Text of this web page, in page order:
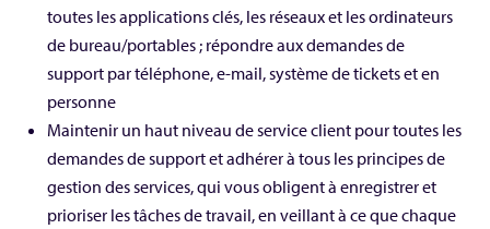
toutes les applications clés, les réseaux et les ordinateurs
de bureau/portables ; répondre aux demandes de
support par téléphone, e-mail, système de tickets et en
personne
Maintenir un haut niveau de service client pour toutes les
demandes de support et adhérer à tous les principes de
gestion des services, qui vous obligent à enregistrer et
prioriser les tâches de travail, en veillant à ce que chaque